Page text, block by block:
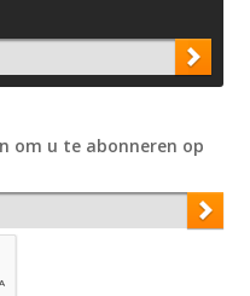
om u te abonneren op